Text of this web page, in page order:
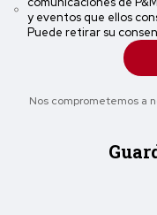
y eventos que ellos
Puede retirar su
Nos comprometemos a